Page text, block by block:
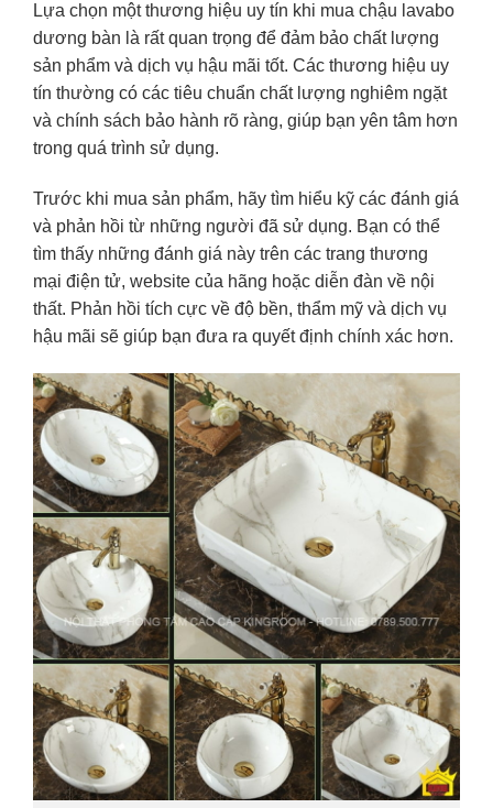
Lựa chọn một thương hiệu uy tín khi mua chậu lavabo
dương bàn là rất quan trọng để đảm bảo chất lượng
sản phẩm và dịch vụ hậu mãi tốt. Các thương hiệu uy
tín thường có các tiêu chuẩn chất lượng nghiêm ngặt
và chính sách bảo hành rõ ràng, giúp bạn yên tâm hơn
trong quá trình sử dụng.
Trước khi mua sản phẩm, hãy tìm hiểu kỹ các đánh giá
và phản hồi từ những người đã sử dụng. Bạn có thể
tìm thấy những đánh giá này trên các trang thương
mại điện tử, website của hãng hoặc diễn đàn về nội
thất. Phản hồi tích cực về độ bền, thẩm mỹ và dịch vụ
hậu mãi sẽ giúp bạn đưa ra quyết định chính xác hơn.